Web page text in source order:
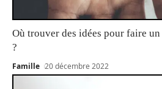
Où trouver des idées pour faire
?
Famille 20 décembre 2022